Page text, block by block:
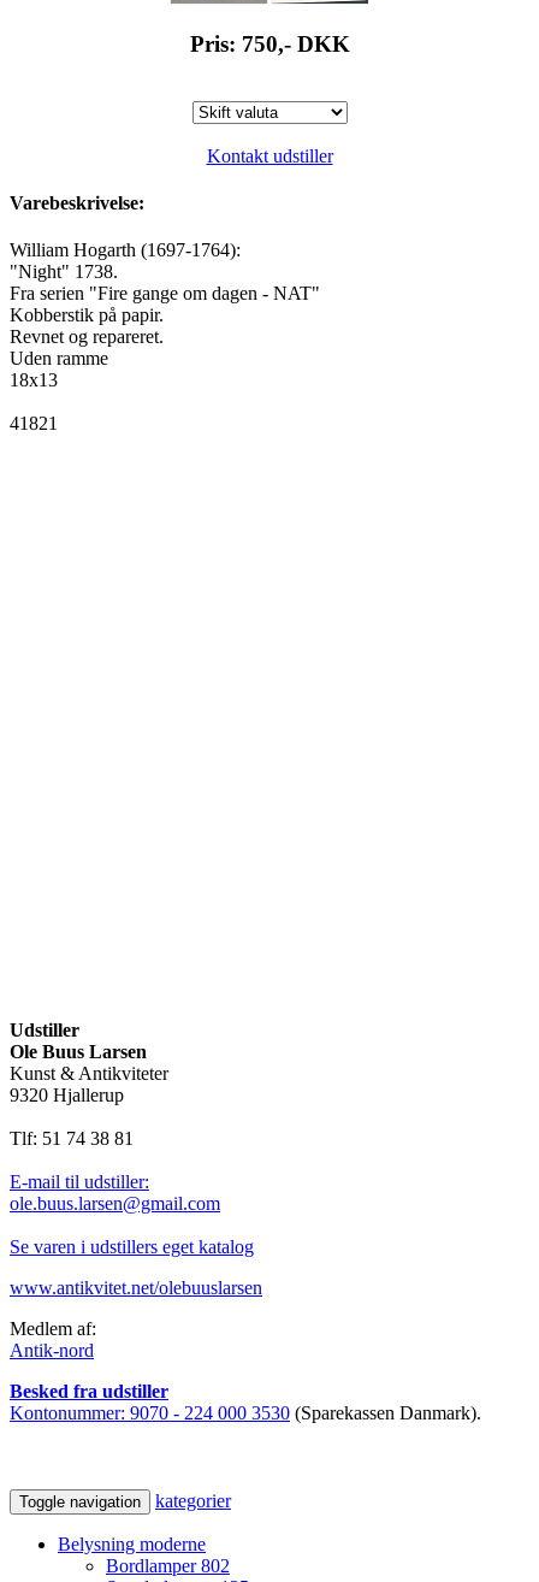
Pris: 750,- DKK
Kontakt udstiller
Varebeskrivelse:
William Hogarth (1697-1764):
"Night" 1738.
Fra serien "Fire gange om dagen - NAT"
Kobberstik på papir.
Revnet og repareret.
Uden ramme
18x13
41821
Udstiller
Ole Buus Larsen
Kunst & Antikviteter
9320 Hjallerup
Tlf: 51 74 38 81
E-mail til udstiller:
ole.buus.larsen@gmail.com
Se varen i udstillers eget katalog
www.antikvitet.net/olebuuslarsen
Medlem af:
Antik-nord
Besked fra udstiller
Kontonummer: 9070 - 224 000 3530 (Sparekassen Danmark).
Toggle navigation kategorier
Belysning moderne
Bordlamper802